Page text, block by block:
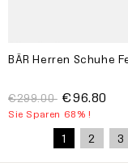
BÄR Herren Schuhe
€299.00 €96.80
Sie Sparen 68% !
1 2 3